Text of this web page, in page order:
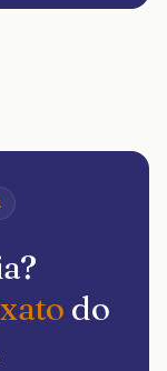
do